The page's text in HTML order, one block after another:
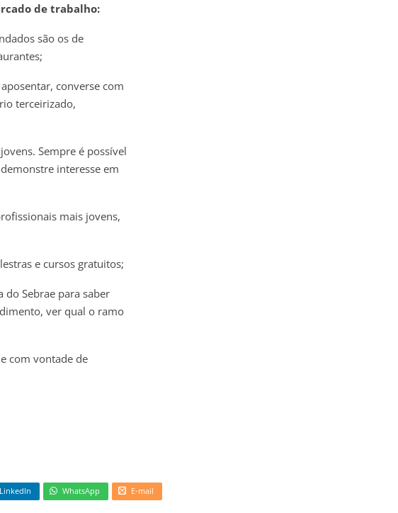
de trabalho:
são os de
converse com
terceirizado,
Sempre é possível
interesse em
mais jovens,
e cursos gratuitos;
do Sebrae para saber
ver qual o ramo
com vontade de
LinkedIn WhatsApp E-mail